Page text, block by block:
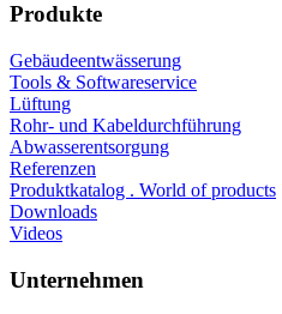
Produkte
Gebäudeentwässerung
Tools & Softwareservice
Lüftung
Rohr- und Kabeldurchführung
Abwasserentsorgung
Referenzen
Produktkatalog . World of products
Downloads
Videos
Unternehmen